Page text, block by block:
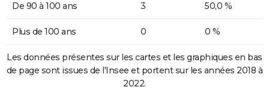
De 90 à 100 ans 3 50,0 %
Plus de 100 ans 0 0 %
Les données présentes sur les cartes et les graphiques en bas
de page sont issues de l'Insee et portent sur les années 2018 à
2022.